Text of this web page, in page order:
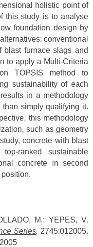
holistic point of
this study is to analyse
foundation design by
conventional
blast furnace slags and
to apply a Multi-Criteria
TOPSIS method to
sustainability of each
in a methodology
simply qualifying it.
this methodology
such as geometry
concrete with blast
ranked sustainable
concrete in second
M.; YEPES, V.
Series, 2745:012005.